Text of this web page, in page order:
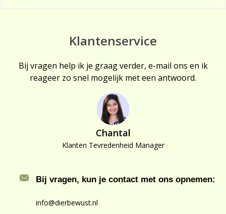
Klantenservice
Bij vragen help ik je graag verder, e-mail ons en ik
reageer zo snel mogelijk met een antwoord.
Chantal
Klanten Tevredenheid Manager
Bij vragen, kun je contact met ons opnemen:
info@dierbewust.nl